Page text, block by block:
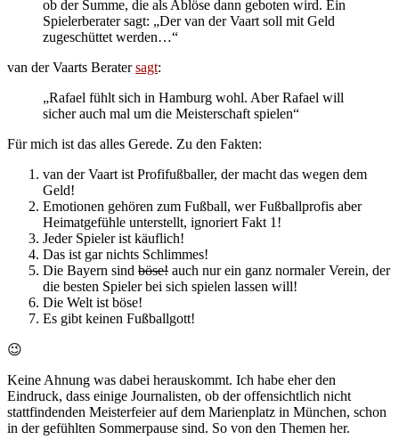
ob der Summe, die als Ablöse dann geboten wird. Ein
Spielerberater sagt: „Der van der Vaart soll mit Geld
zugeschüttet werden…“
van der Vaarts Beratersagt:
„Rafael fühlt sich in Hamburg wohl. Aber Rafael will
sicher auch mal um die Meisterschaft spielen“
Für mich ist das alles Gerede. Zu den Fakten:
van der Vaart ist Profifußballer, der macht das wegen dem
Geld!
Emotionen gehören zum Fußball, wer Fußballprofis aber
Heimatgefühle unterstellt, ignoriert Fakt 1!
Jeder Spieler ist käuflich!
Das ist gar nichts Schlimmes!
Die Bayern sind böse! auch nur ein ganz normaler Verein, der
die besten Spieler bei sich spielen lassen will!
Die Welt ist böse!
Es gibt keinen Fußballgott!
😉
Keine Ahnung was dabei herauskommt. Ich habe eher den
Eindruck, dass einige Journalisten, ob der offensichtlich nicht
stattfindenden Meisterfeier auf dem Marienplatz in München, schon
in der gefühlten Sommerpause sind. So von den Themen her.